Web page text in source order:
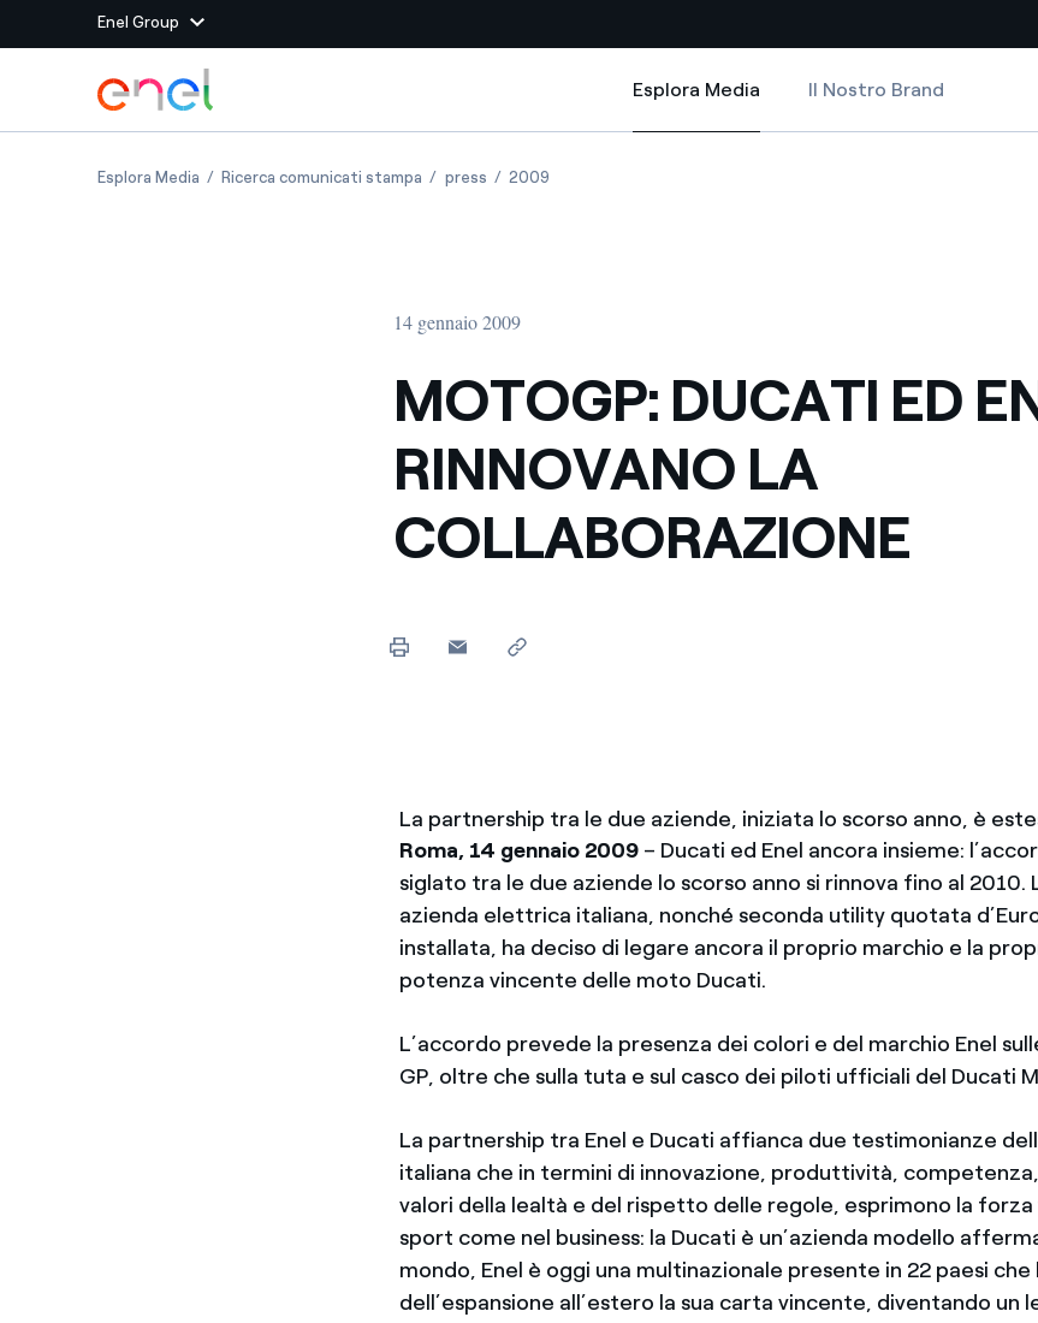
Enel Group
Siti del Gruppo
Enel Green Power Produciamo energia pulita da fonti rinnovabili
Massimizziamo la creazione di valore grazie al
rapporto con i nostri fornitori
energia pulita
Il canale dove segnalare violazioni delle nostre policy
Siti Paese
Colombia
Italia
Vai al contenuto principale
Esplora Media
Esplora Media
Il Nostro Brand
Esplora MediaMOTOGP: DUCATI ED ENEL RINNOVANO LA COLLABORAZIONE
Ricerca comunicati stampa MOTOGP: DUCATI ED ENEL RINNOVANO LA COLLABORAZIONE
pressMOTOGP: DUCATI ED ENEL RINNOVANO LA COLLABORAZIONE
2009
14 gennaio 2009
MOTOGP: DUCATI ED
RINNOVANO LA
COLLABORAZIONE
La partnership tra le due aziende, iniziata lo scorso anno, è
Roma, 14 gennaio 2009 – Ducati ed Enel ancora insieme:
siglato tra le due aziende lo scorso anno si rinnova fino al 2010.
azienda elettrica italiana, nonché seconda utility quotata
installata, ha deciso di legare ancora il proprio marchio e la
potenza vincente delle moto Ducati.
L’accordo prevede la presenza dei colori e del marchio Enel
GP, oltre che sulla tuta e sul casco dei piloti ufficiali del Ducati
La partnership tra Enel e Ducati affianca due testimonianze
italiana che in termini di innovazione, produttività,
valori della lealtà e del rispetto delle regole, esprimono la
sport come nel business: la Ducati è un’azienda modello
mondo, Enel è oggi una multinazionale presente in 22 paesi
dell’espansione all’estero la sua carta vincente, diventando un